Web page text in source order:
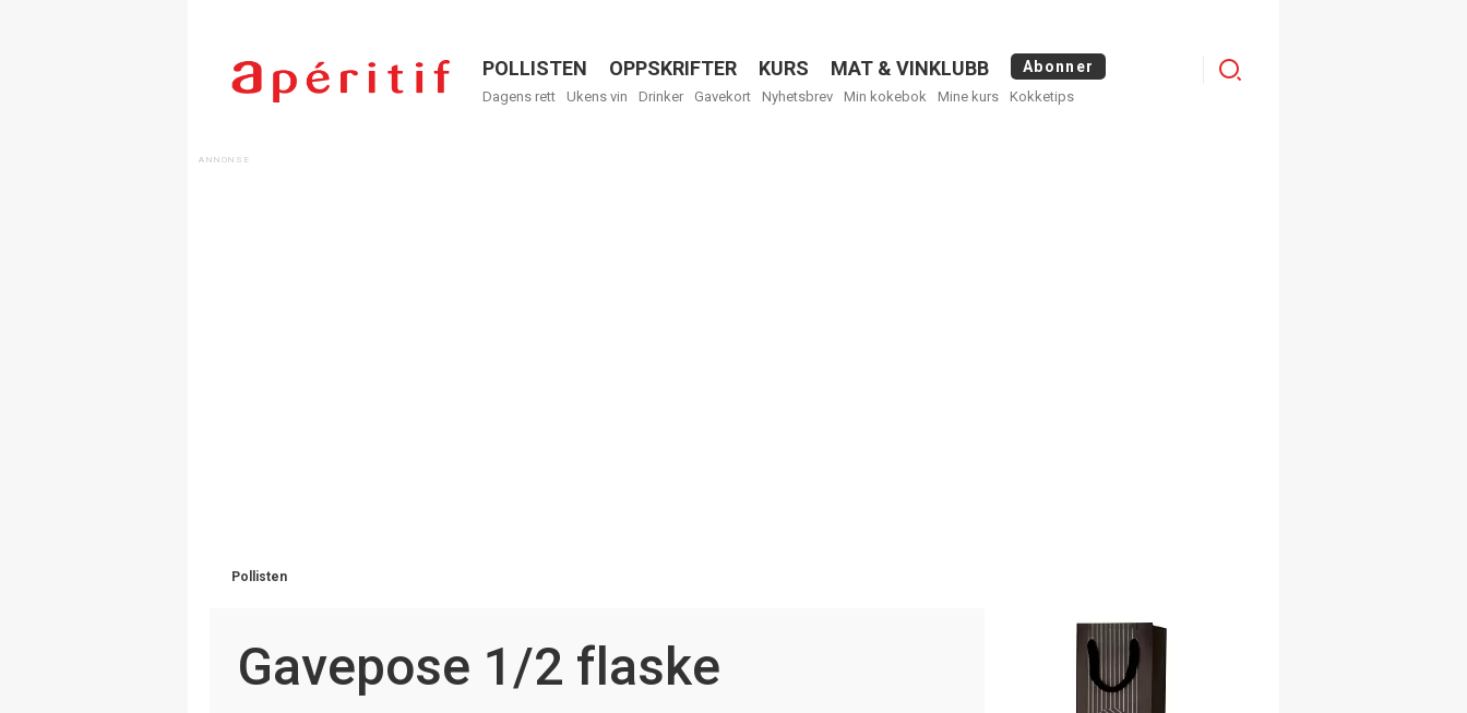
Menu
POLLISTEN OPPSKRIFTER KURS MAT & VINKLUBB Abonner
Dagens rett Ukens vin Drinker Gavekort Nyhetsbrev Min kokebok Mine kurs Kokketips
Menu
Pollisten
Gavepose 1/2 flaske